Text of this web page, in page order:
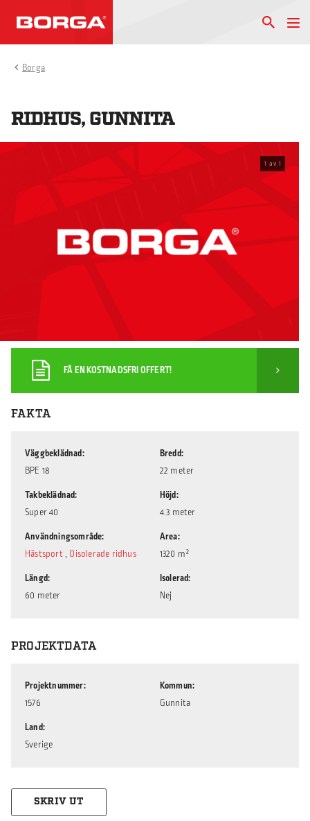
Borga
RIDHUS, GUNNITA
1 av 1
FÅ EN KOSTNADSFRI OFFERT!
FAKTA
Väggbeklädnad
BPE 18
Takbeklädnad
Super 40
Användningsområde
Hästsport , Oisolerade ridhus
Längd
60 meter
Bredd
22 meter
Höjd
4.3 meter
Area
1320 m²
Isolerad
Nej
PROJEKTDATA
Projektnummer
1576
Land
Sverige
Kommun
Gunnita
SKRIV UT